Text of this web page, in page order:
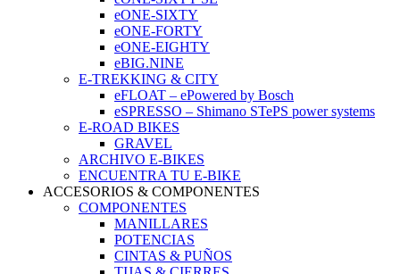
eONE-SIXTY
eONE-FORTY
eONE-EIGHTY
eBIG.NINE
E-TREKKING & CITY
eFLOAT – ePowered by Bosch
eSPRESSO – Shimano STePS power systems
E-ROAD BIKES
GRAVEL
ARCHIVO E-BIKES
ENCUENTRA TU E-BIKE
ACCESORIOS & COMPONENTES
COMPONENTES
MANILLARES
POTENCIAS
CINTAS & PUÑOS